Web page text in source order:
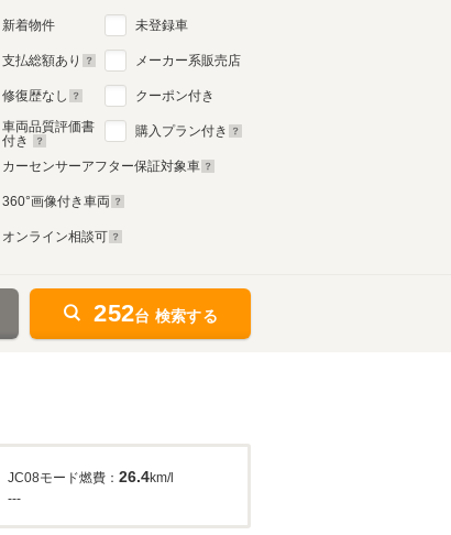
新着物件
支払総額あり
修復歴なし
車両品質評価書
付き
未登録車
メーカー系販売店
クーポン付き
購入プラン付き
カーセンサーアフター保証対象車
360°画像付き車両
オンライン相談可
252台 検索する
JC08モード燃費： 26.4km/l
---